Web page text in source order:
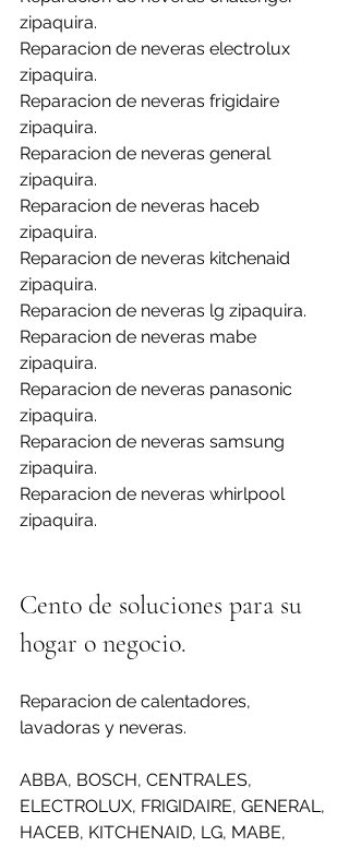
zipaquira.
Reparacion de neveras electrolux
zipaquira.
Reparacion de neveras frigidaire
zipaquira.
Reparacion de neveras general
zipaquira.
Reparacion de neveras haceb
zipaquira.
Reparacion de neveras kitchenaid
zipaquira.
Reparacion de neveras lg zipaquira.
Reparacion de neveras mabe
zipaquira.
Reparacion de neveras panasonic
zipaquira.
Reparacion de neveras samsung
zipaquira.
Reparacion de neveras whirlpool
zipaquira.
Cento de soluciones para su
hogar o negocio.
Reparacion de calentadores,
lavadoras y neveras.
ABBA, BOSCH, CENTRALES,
ELECTROLUX, FRIGIDAIRE, GENERAL,
HACEB, KITCHENAID, LG, MABE,